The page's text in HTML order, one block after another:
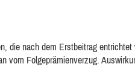
die nach dem Erstbeitrag
vom Folgeprämienverzug.